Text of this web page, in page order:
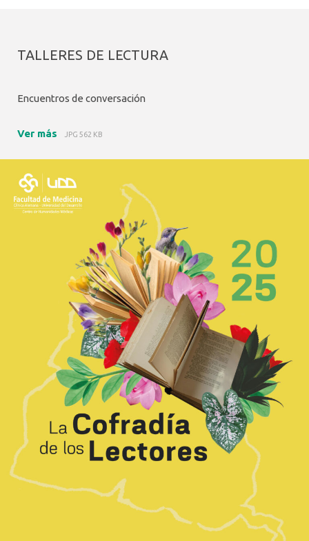
TALLERES DE LECTURA
Encuentros de conversación
Ver más JPG 562 KB